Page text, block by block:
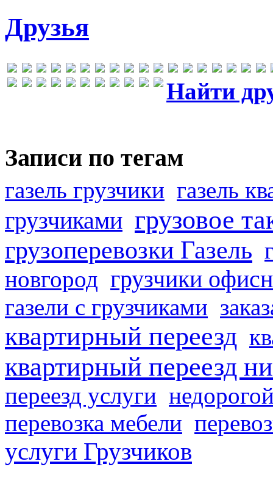
Друзья
Найти
Записи по тегам
газель грузчики газель
грузчиками грузовое
грузоперевозки Газель
новгород грузчики
газели с грузчиками
квартирный переезд
квартирный переезд
переезд услуги
перевозка мебели
услуги Грузчиков